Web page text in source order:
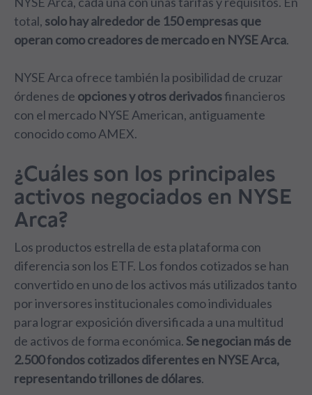
total, solo hay alrededor de 150 empresas que
operan como creadores de mercado en NYSE Arca.
NYSE Arca ofrece también la posibilidad de cruzar
órdenes de opciones y otros derivadosfinancieros
con el mercado NYSE American, antiguamente
conocido como AMEX.
¿Cuáles son los principales
activos negociados en NYSE
Arca?
Los productos estrella de esta plataforma con
diferencia son los ETF. Los fondos cotizados se han
convertido en uno de los activos más utilizados tanto
por inversores institucionales como individuales
para lograr exposición diversificada a una multitud
de activos de forma económica. Se negocian más de
2.500 fondos cotizados diferentes en NYSE Arca,
representando trillones de dólares.